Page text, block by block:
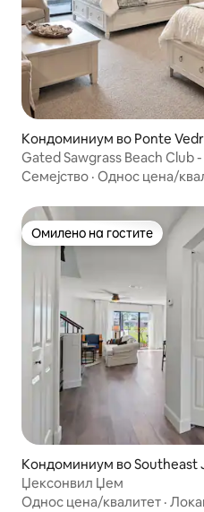
Кондоминиум во Ponte
Gated Sawgrass Beach
Семејство · Однос цена/
Омилено на гостите
Омилено на гостите
Кондоминиум во Southeast
Џексонвил Џем
Однос цена/квалитет ·